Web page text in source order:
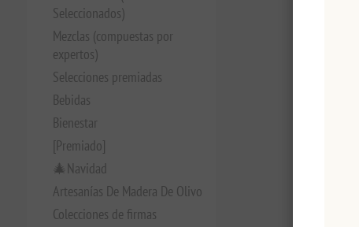
Seleccionados)
Mezclas (compuestas por
expertos)
Selecciones premiadas
Bebidas
Bienestar
[Premiado]
🎄Navidad
Artesanías De Madera De Olivo
Colecciones de firmas